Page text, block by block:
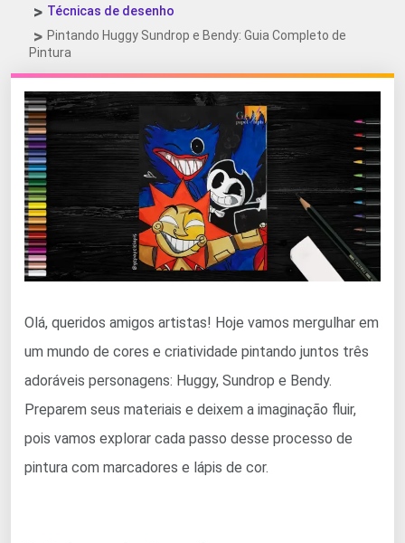
Técnicas de desenho
Pintando Huggy Sundrop e Bendy: Guia Completo de
Pintura
Olá, queridos amigos artistas! Hoje vamos mergulhar em
um mundo de cores e criatividade pintando juntos três
adoráveis personagens: Huggy, Sundrop e Bendy.
Preparem seus materiais e deixem a imaginação fluir,
pois vamos explorar cada passo desse processo de
pintura com marcadores e lápis de cor.